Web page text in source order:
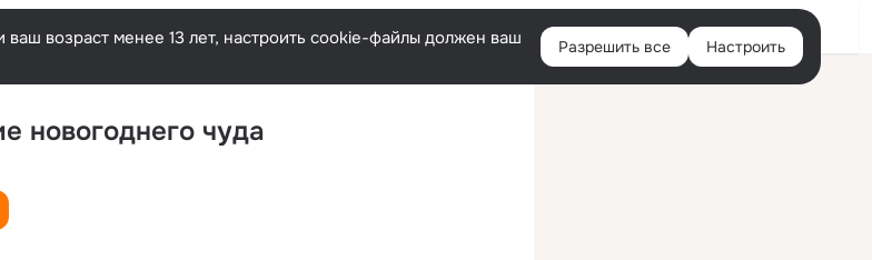
Войти
возраст менее 13 лет, настроить cookie-файлы должен ваш
Разрешить все Настроить
новогоднего чуда